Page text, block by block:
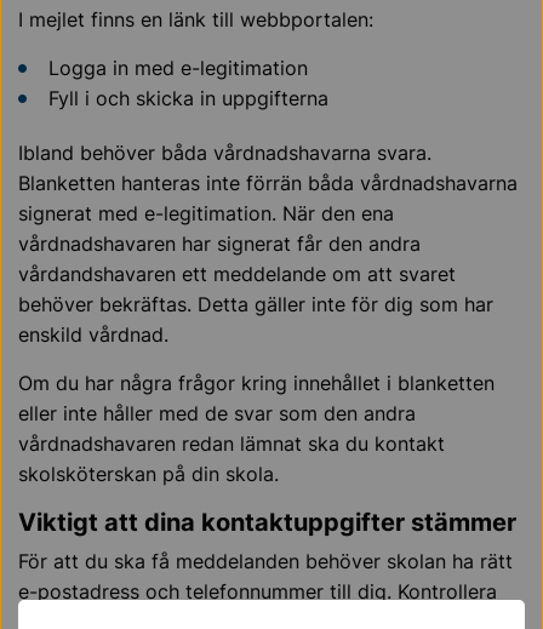
I mejlet finns en länk till webbportalen:
Logga in med e-legitimation
Fyll i och skicka in uppgifterna
Ibland behöver båda vårdnadshavarna svara.
Blanketten hanteras inte förrän båda vårdnadshavarna
signerat med e-legitimation. När den ena
vårdnadshavaren har signerat får den andra
vårdandshavaren ett meddelande om att svaret
behöver bekräftas. Detta gäller inte för dig som har
enskild vårdnad.
Om du har några frågor kring innehållet i blanketten
eller inte håller med de svar som den andra
vårdnadshavaren redan lämnat ska du kontakt
skolsköterskan på din skola.
Viktigt att dina kontaktuppgifter stämmer
För att du ska få meddelanden behöver skolan ha rätt
e-postadress och telefonnummer till dig. Kontrollera